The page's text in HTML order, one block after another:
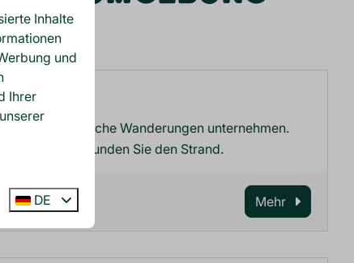
Sie herrliche Wanderungen unternehmen.
oder erkunden Sie den Strand.
Mehr
Inhalte
und
Ihrer
DE